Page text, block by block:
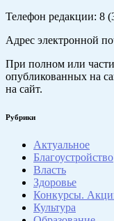
Телефон редакции: 8
Адрес электронной
При полном или
опубликованных на
на сайт.
Рубрики
Актуальное
Благоустройство
Власть
Здоровье
Конкурсы.
Культура